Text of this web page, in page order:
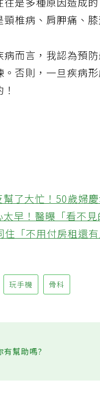
往是多種原因造成
椎病、肩胛痛、
病而言，我認為預
。否則，一旦疾病
了大忙！50歲婦
早！醫曝「看不
「不用付房租還
玩手機 骨科